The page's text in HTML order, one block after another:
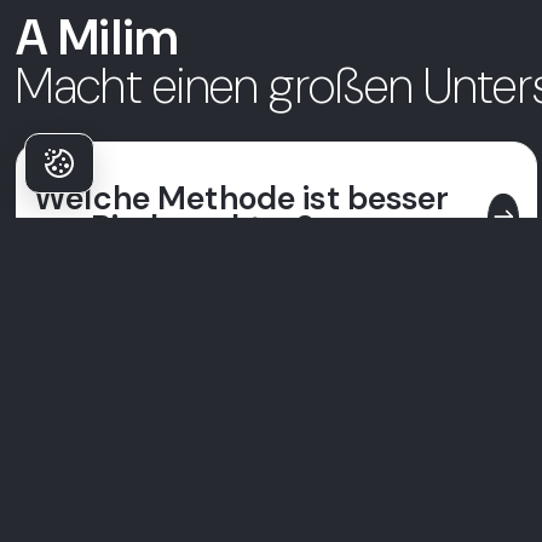
A Milim
Macht einen großen
Welche Methode ist besser
zur Bisskorrektur? east